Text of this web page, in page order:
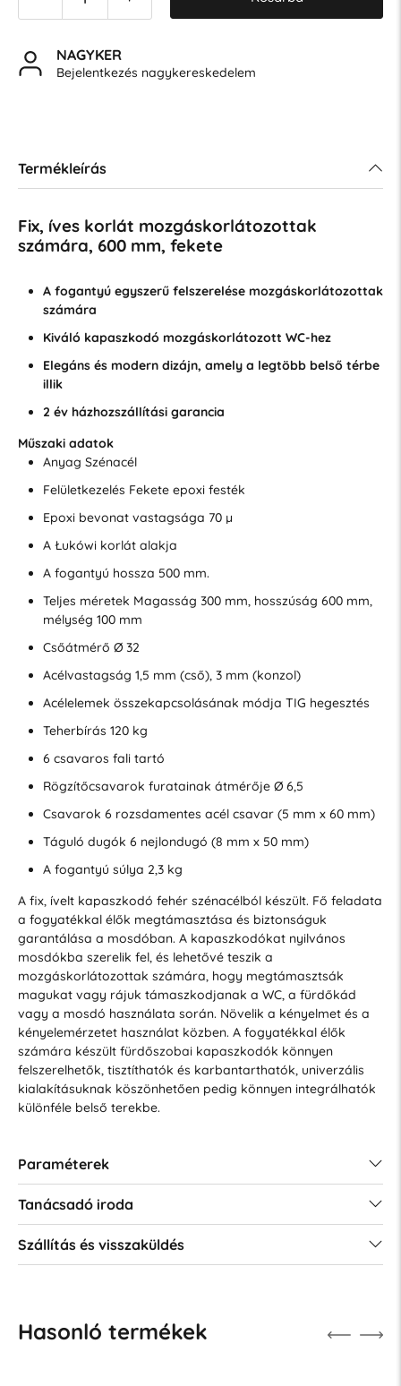
NAGYKER
Bejelentkezés nagykereskedelem
Termékleírás
Fix, íves korlát mozgáskorlátozottak
számára, 600 mm, fekete
A fogantyú egyszerű felszerelése mozgáskorlátozottak
számára
Kiváló kapaszkodó mozgáskorlátozott WC-hez
Elegáns és modern dizájn, amely a legtöbb belső térbe
illik
2 év házhozszállítási garancia
Műszaki adatok
Anyag Szénacél
Felületkezelés Fekete epoxi festék
Epoxi bevonat vastagsága 70 µ
A Łukówi korlát alakja
A fogantyú hossza 500 mm.
Teljes méretek Magasság 300 mm, hosszúság 600 mm,
mélység 100 mm
Csőátmérő Ø 32
Acélvastagság 1,5 mm (cső), 3 mm (konzol)
Acélelemek összekapcsolásának módja TIG hegesztés
Teherbírás 120 kg
6 csavaros fali tartó
Rögzítőcsavarok furatainak átmérője Ø 6,5
Csavarok 6 rozsdamentes acél csavar (5 mm x 60 mm)
Táguló dugók 6 nejlondugó (8 mm x 50 mm)
A fogantyú súlya 2,3 kg
A fix, ívelt kapaszkodó fehér szénacélból készült. Fő feladata
a fogyatékkal élők megtámasztása és biztonságuk
garantálása a mosdóban. A kapaszkodókat nyilvános
mosdókba szerelik fel, és lehetővé teszik a
mozgáskorlátozottak számára, hogy megtámasztsák
magukat vagy rájuk támaszkodjanak a WC, a fürdőkád
vagy a mosdó használata során. Növelik a kényelmet és a
kényelemérzetet használat közben. A fogyatékkal élők
számára készült fürdőszobai kapaszkodók könnyen
felszerelhetők, tisztíthatók és karbantarthatók, univerzális
kialakításuknak köszönhetően pedig könnyen integrálhatók
különféle belső terekbe.
Paraméterek
Tanácsadó iroda
Szállítás és visszaküldés
Hasonló termékek